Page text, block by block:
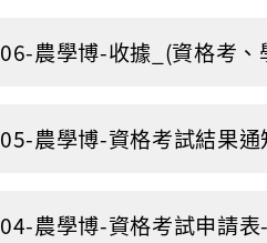
06-農學博-收據_(資格考
05-農學博-資格考試結果
04-農學博-資格考試申請